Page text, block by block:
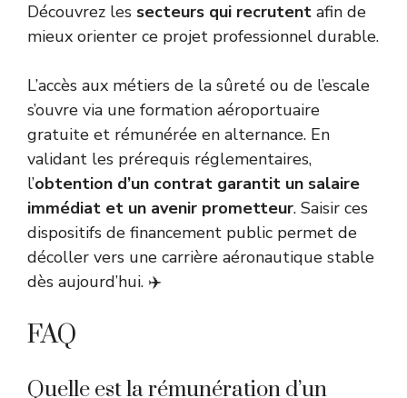
Découvrez les secteurs qui recrutent afin de
mieux orienter ce projet professionnel durable.
L’accès aux métiers de la sûreté ou de l’escale
s’ouvre via une formation aéroportuaire
gratuite et rémunérée en alternance. En
validant les prérequis réglementaires,
l’obtention d’un contrat garantit un salaire
immédiat et un avenir prometteur. Saisir ces
dispositifs de financement public permet de
décoller vers une carrière aéronautique stable
dès aujourd’hui. ✈️
FAQ
Quelle est la rémunération d’un